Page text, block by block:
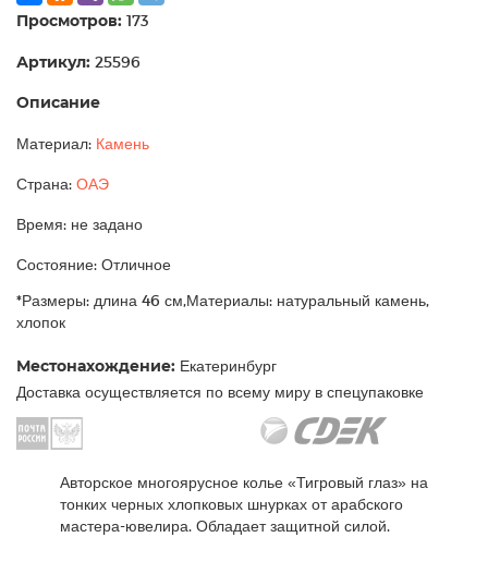
Просмотров: 173
Артикул: 25596
Описание
Материал: Камень
Страна: ОАЭ
Время: не задано
Состояние: Отличное
*Размеры: длина 46 см,Материалы: натуральный камень,
хлопок
Местонахождение: Екатеринбург
Доставка осуществляется по всему миру в спецупаковке
Авторское многоярусное колье «Тигровый глаз» на
тонких черных хлопковых шнурках от арабского
мастера-ювелира. Обладает защитной силой.